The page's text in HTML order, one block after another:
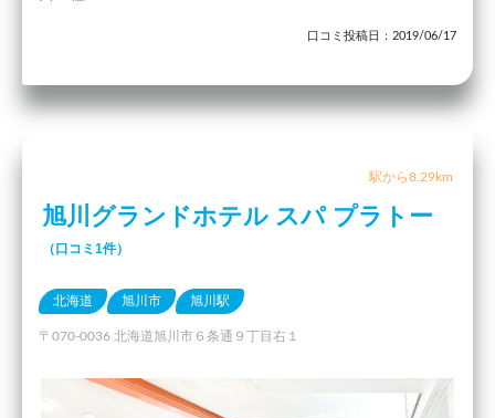
口コミ投稿日：2019/06/17
駅から8.29km
旭川グランドホテル スパ プラトー
（口コミ1件）
北海道 旭川市 旭川駅
〒070-0036 北海道旭川市６条通９丁目右１